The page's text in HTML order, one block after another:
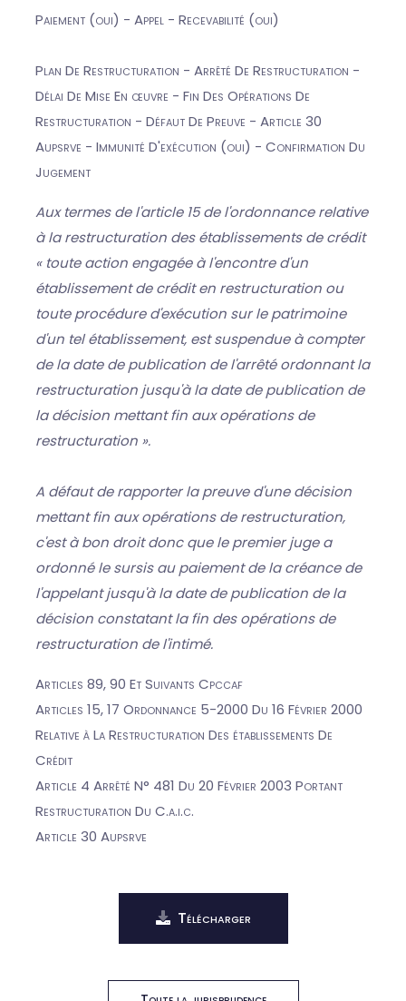
Paiement (oui) - Appel - Recevabilité (oui)
Plan De Restructuration - Arrêté De Restructuration -
Délai De Mise En œuvre - Fin Des Opérations De
Restructuration - Défaut De Preuve - Article 30
Aupsrve - Immunité D'exécution (oui) - Confirmation Du
Jugement
Aux termes de l'article 15 de l'ordonnance relative
à la restructuration des établissements de crédit
« toute action engagée à l'encontre d'un
établissement de crédit en restructuration ou
toute procédure d'exécution sur le patrimoine
d'un tel établissement, est suspendue à compter
de la date de publication de l'arrêté ordonnant la
restructuration jusqu'à la date de publication de
la décision mettant fin aux opérations de
restructuration ».
A défaut de rapporter la preuve d'une décision
mettant fin aux opérations de restructuration,
c'est à bon droit donc que le premier juge a
ordonné le sursis au paiement de la créance de
l'appelant jusqu'à la date de publication de la
décision constatant la fin des opérations de
restructuration de l'intimé.
Articles 89, 90 Et Suivants Cpccaf
Articles 15, 17 Ordonnance 5-2000 Du 16 Février 2000
Relative à La Restructuration Des établissements De
Crédit
Article 4 Arrêté N° 481 Du 20 Février 2003 Portant
Restructuration Du C.a.i.c.
Article 30 Aupsrve
Télécharger